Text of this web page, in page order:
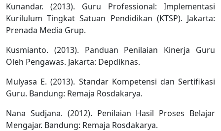
Kunandar. (2013). Guru Professional: Implementasi
Kurilulum Tingkat Satuan Pendidikan (KTSP). Jakarta:
Prenada Media Grup.
Kusmianto. (2013). Panduan Penilaian Kinerja Guru
Oleh Pengawas. Jakarta: Depdiknas.
Mulyasa E. (2013). Standar Kompetensi dan Sertifikasi
Guru. Bandung: Remaja Rosdakarya.
Nana Sudjana. (2012). Penilaian Hasil Proses Belajar
Mengajar. Bandung: Remaja Rosdakarya.